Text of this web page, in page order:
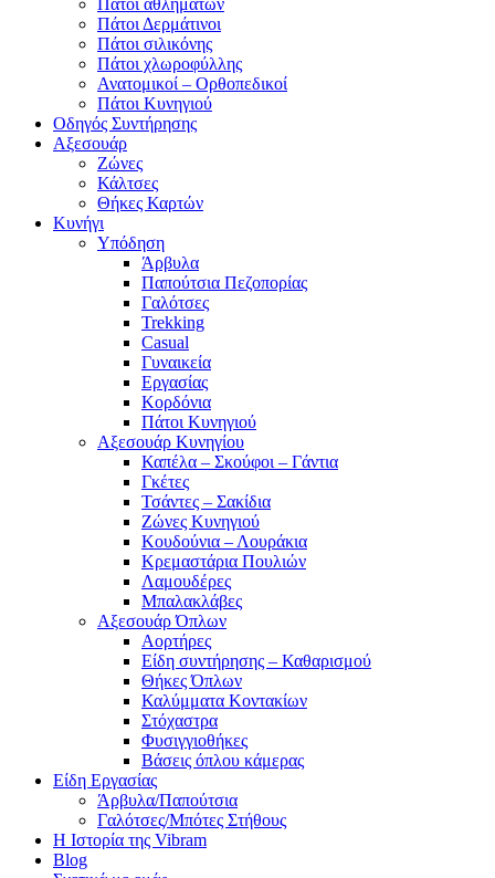
Πάτοι Δερμάτινοι
Πάτοι σιλικόνης
Πάτοι χλωροφύλλης
Ανατομικοί – Ορθοπεδικοί
Πάτοι Κυνηγιού
Οδηγός Συντήρησης
Αξεσουάρ
Ζώνες
Κάλτσες
Θήκες Καρτών
Κυνήγι
Υπόδηση
Άρβυλα
Παπούτσια Πεζοπορίας
Γαλότσες
Trekking
Casual
Γυναικεία
Εργασίας
Κορδόνια
Πάτοι Κυνηγιού
Αξεσουάρ Κυνηγίου
Καπέλα – Σκούφοι – Γάντια
Γκέτες
Τσάντες – Σακίδια
Ζώνες Κυνηγιού
Κουδούνια – Λουράκια
Κρεμαστάρια Πουλιών
Λαμουδέρες
Μπαλακλάβες
Αξεσουάρ Όπλων
Αορτήρες
Είδη συντήρησης – Καθαρισμού
Θήκες Όπλων
Καλύμματα Κοντακίων
Στόχαστρα
Φυσιγγιοθήκες
Βάσεις όπλου κάμερας
Είδη Εργασίας
Άρβυλα/Παπούτσια
Γαλότσες/Μπότες Στήθους
Η Ιστορία της Vibram
Blog